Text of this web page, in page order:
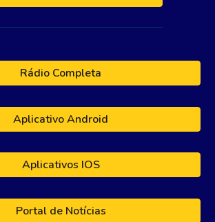
Rádio Completa
Aplicativo Android
Aplicativos IOS
Portal de Notícias